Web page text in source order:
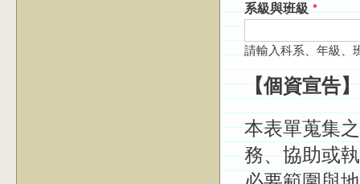
系級與班級*
請輸入科系、年級、
【個資宣告】
本表單蒐集
務、協助或